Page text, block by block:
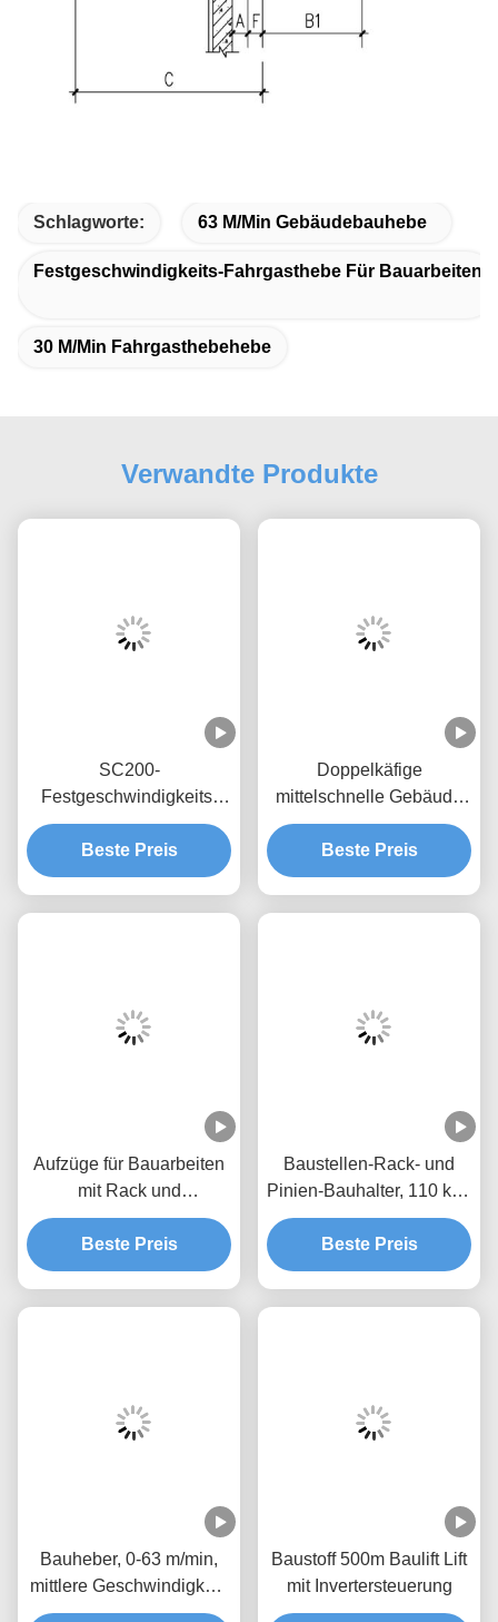
Schlagworte: 63 M/min Gebäudebauhebe
Festgeschwindigkeits-Fahrgasthebe Für Bauarbeiten
30 M/min Fahrgasthebehebe
Verwandte Produkte
SC200-
Festgeschwindigkeits-
Fahrzeug für den Bau von
Fahrgästen, 30 m/min
Festgeschwindigkeits-
Fahrgäste, SC200-
Fahrzeug für den Bau von
Beste Preis
Doppelkäfige
mittelschnelle Gebäude
mit Rack und Pinion/
2000 kg Belastung mit
Inverter und
Beste Preis
Aufzüge für Bauarbeiten
mit Rack und
Pinien,VFD-Steuerung,
warmgewalzt, 2000 kg
Aufzüge für Bauarbeiten,
Beste Preis
Baustellen-Rack- und
Pinien-Bauhalter, 110 kW,
300 m Hebhöhe,
warmgewalzt, 300 m
Rack- und Pinien-Halter,
Beste Preis
Bauheber, 0-63 m/min,
mittlere Geschwindigkeit,
Wechselrichtersteuerung,
Baustoff 500m Baulift Lift
mit Invertersteuerung